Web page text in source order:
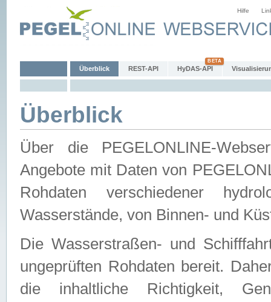
Hilfe
Überblick REST-API HyDAS-API
Überblick
Über die PEGELONLINE-
Angebote mit Daten von
Rohdaten verschiedener
Wasserstände, von Binnen- und
Die Wasserstraßen- und
ungeprüften Rohdaten bereit.
die inhaltliche Richtigkeit,